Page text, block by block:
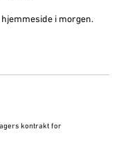
i morgen.
kontrakt for